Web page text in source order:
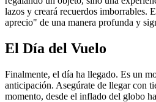
lazos y creará recuerdos imborrables.
aprecio" de una manera profunda y
El Día del Vuelo
Finalmente, el día ha llegado. Es un
anticipación. Asegúrate de llegar con
momento, desde el inflado del globo